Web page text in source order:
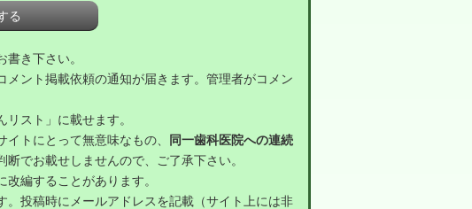
書き下さい。
ント掲載依頼の通知が届きます。管理者がコメン
スト」に載せます。
トにとって無意味なもの、
同一歯科医院への連続
断でお載せしませんので、ご了承下さい。
編することがあります。
投稿時にメールアドレスを記載（サイト上には非